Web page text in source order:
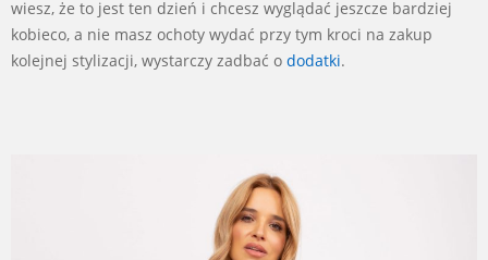
wiesz, że to jest ten dzień i chcesz wyglądać jeszcze bardziej
kobieco, a nie masz ochoty wydać przy tym kroci na zakup
kolejnej stylizacji, wystarczy zadbać o dodatki.